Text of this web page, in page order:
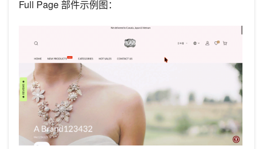
Full Page 部件示例图：